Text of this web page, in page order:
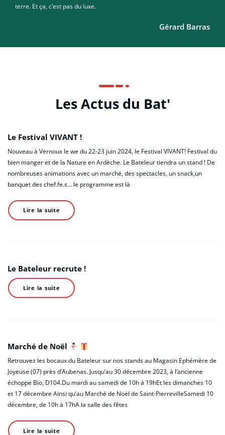
terre. Et ça, c’est pas du luxe.
Gérard Barras
Les Actus du Bat'
Le Festival VIVANT !
Nouveau à Vernoux le we du 22-23 juin 2024, le Festival VIVANT! Festival du
bien manger et de la Nature en Ardèche. Le Bateleur tiendra un stand ! De
nombreuses animations avec un marché, des spectacles, un snack,un
banquet des chef.fe.s… le programme est là
Lire la suite
Le Bateleur recrute !
Lire la suite
Marché de Noël
Retrouvez les bocaux du Bateleur sur nos stands au Magasin Ephémère de
Joyeuse (07) près d’Aubenas. Jusqu’au 30 décembre 2023, à l’ancienne
échoppe Bio, D104.Du mardi au samedi de 10h à 19hEt les dimanches 10
et 17 décembre Ainsi qu’au Marché de Noël de Saint-PierrevilleSamedi 10
décembre, de 10h à 17hA la salle des fêtes
Lire la suite